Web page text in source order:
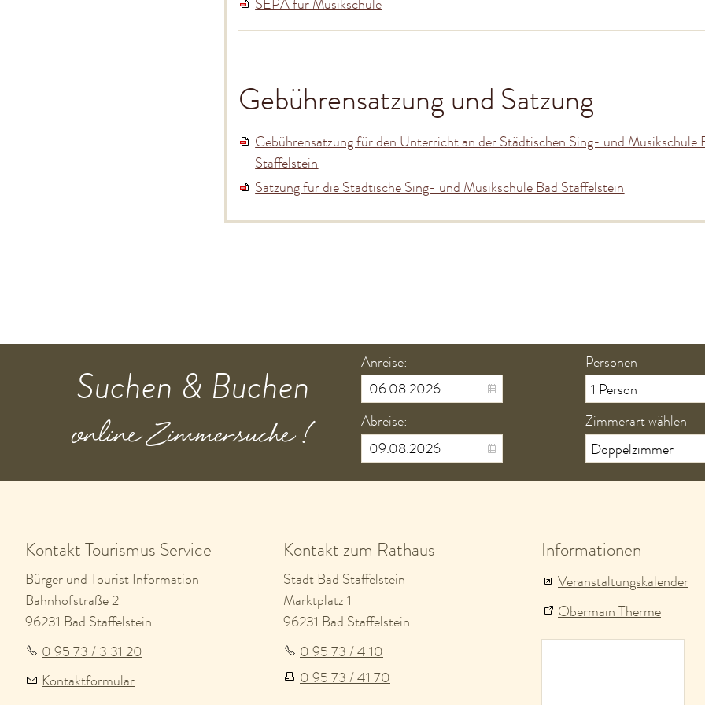
Gebührensatzung und Satzung
Gebührensatzung für den Unterricht an der Städtischen Sing- und Musikschule
Staffelstein
Satzung für die Städtische Sing- und Musikschule Bad Staffelstein
Suchen & Buchen
online Zimmersuche !
Anreise:
Abreise:
Personen
Zimmerart wählen
Kontakt Tourismus Service
Bürger und Tourist Information
Bahnhofstraße 2
96231 Bad Staffelstein
0 95 73 / 3 31 20
Kontaktformular
Kontakt zum Rathaus
Stadt Bad Staffelstein
Marktplatz 1
96231 Bad Staffelstein
0 95 73 / 4 10
0 95 73 / 41 70
Informationen
Veranstaltungskalender
Obermain Therme